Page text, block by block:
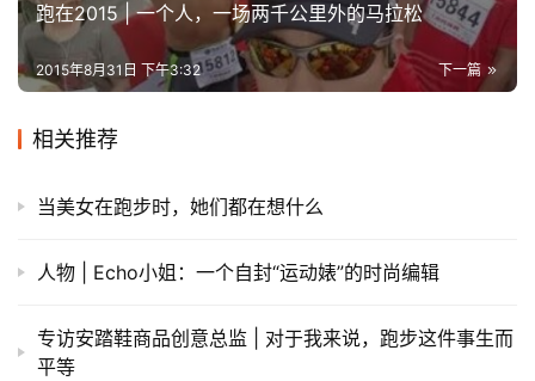
跑在2015 | 一个人，一场两千公里外的马拉松
下一篇
2015年8月31日 下午3:32
相关推荐
当美女在跑步时，她们都在想什么
人物 | Echo小姐：一个自封“运动婊”的时尚编辑
专访安踏鞋商品创意总监 | 对于我来说，跑步这件事生而
平等